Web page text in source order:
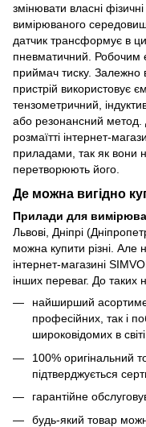
змінювати власні
вимірюваного
датчик трансформує в
пневматичний. Робочим
приймач тиску. Залежно
пристрій використовує
тензометричний,
або резонансний метод.
розмаїтті інтернет-
приладами, так як вони
перетворюють його.
Де можна вигідно
Прилади для
Львові, Дніпрі
можна купити різні. Але
інтернет-магазині
інших переваг. До таких
найширший
професійних, так і
широковідомих в
100% оригінальний
підтверджується
гарантійне
будь-який товар